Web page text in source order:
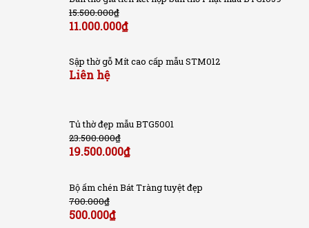
15.500.000₫
11.000.000₫
Sập thờ gỗ Mít cao cấp mẫu STM012
Liên hệ
Tủ thờ đẹp mẫu BTG5001
23.500.000₫
19.500.000₫
Bộ ấm chén Bát Tràng tuyệt đẹp
700.000₫
500.000₫